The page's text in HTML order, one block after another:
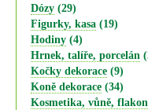
Dózy (29)
Figurky, kasa (19)
Hodiny (4)
Hrnek, talíře, porcelán
Kočky dekorace (9)
Koně dekorace (34)
Kosmetika, vůně, flakon